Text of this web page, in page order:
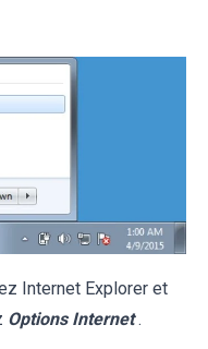
Internet Explorer et
Options Internet .